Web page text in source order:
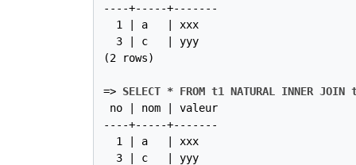
----+-----+-------
  1 | a   | xxx
  3 | c   | yyy
(2 rows)
=> SELECT * FROM t1 NATURAL INNER
no | nom | valeur
----+-----+-------
  1 | a   | xxx
  3 | c   | yyy